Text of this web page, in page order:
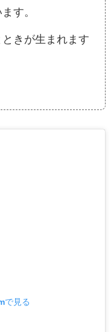
す。
きが生まれます
で見る